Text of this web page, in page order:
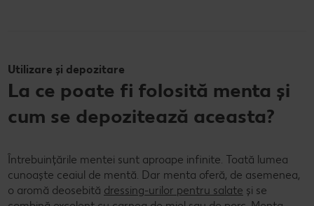
Utilizare și depozitare
La ce poate fi folosită menta și
cum se depozitează aceasta?
Întrebuințările mentei sunt aproape infinite. Toată lumea
cunoaște ceaiul de mentă. Dar menta oferă, de asemenea,
o aromă deosebită dressing-urilor pentru salate și se